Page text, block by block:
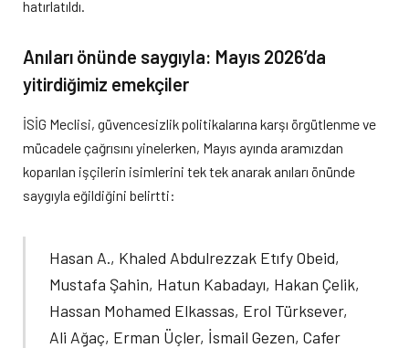
hatırlatıldı.
Anıları önünde saygıyla: Mayıs 2026’da
yitirdiğimiz emekçiler
İSİG Meclisi, güvencesizlik politikalarına karşı örgütlenme ve
mücadele çağrısını yinelerken, Mayıs ayında aramızdan
koparılan işçilerin isimlerini tek tek anarak anıları önünde
saygıyla eğildiğini belirtti:
Hasan A., Khaled Abdulrezzak Etıfy Obeid,
Mustafa Şahin, Hatun Kabadayı, Hakan Çelik,
Hassan Mohamed Elkassas, Erol Türksever,
Ali Ağaç, Erman Üçler, İsmail Gezen, Cafer